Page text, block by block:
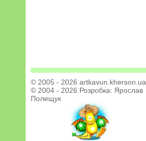
© 2005 - 2026 artkavun.kherson.ua
© 2004 - 2026 Розробка: Ярослав
Полещук